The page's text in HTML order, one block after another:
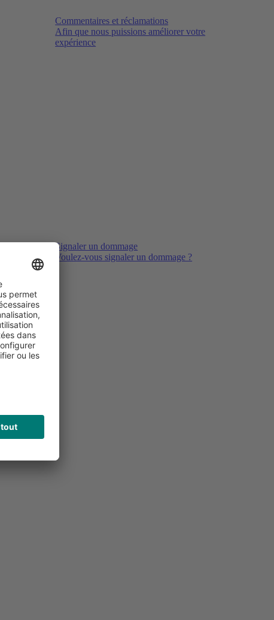
Commentaires et réclamations
Afin que nous puissions améliorer votre
expérience
Signaler un dommage
Voulez-vous signaler un dommage ?